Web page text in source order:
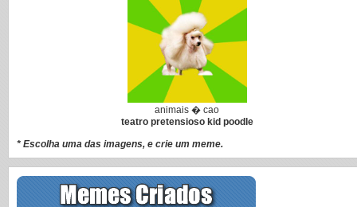
animais � cao
teatro pretensioso kid poodle
* Escolha uma das imagens, e crie um meme.